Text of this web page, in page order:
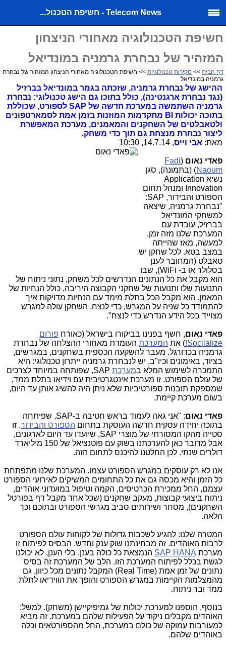
Telecom News - חשיפת הטכנול...
חשיפת הטכנולוגיה מאחורי הניצחון
המזהיר של נבחרת גרמניה במונדיאל
דף הבית >> סקירות טכנולוגיות >> חשיפת הטכנולוגיה מאחורי הניצחון המזהיר של נבחרת
גרמניה במונדיאל
ההישג של נבחרת גרמניה, שזכתה בגמר במונדיאל בברזיל
(נגד נבחרת ארגנטינה), כולל בתוכו גם הישג טכנולוגי: נבחרת
גרמניה השתמשה במערכת חדשה של SAP לספורט, שכוללת
בתוכה יכולות BI מתקדמות המוזנות בזמן אמת לסמארטפונים
ולטאבלטים של השחקנים והמאמנים, מערכת המאפשרת
ליצור נבחרת מנצחת גם תוך כדי משחק.
מאת: אבי וייס, 14.7.14, 10:30
פאדי נאום (
Fadi
Naoum) (בתמונה), סגן
נשיא Application
Innovation ומנהל תחום
הספורט והבידור, SAP:
"נבחרת גרמניה, שיצאה
למשחקי המונדיאל
בברזיל, עובדת עם
המערכת שלנו מזה זמן,
למעשה, מאז שהייתה
במצב בטא. לכל שחקן יש
טאבלט (המחובר לענן
בסלולר או ב- WiFi), שבו
הוא מקבל את כל הנתונים הנדרשים לכל משחק, נתוני ניתוח של
התנועות שלו ותנועות של שחקני הקבוצה היריבה, כולל הנחיות של
המאמן. הוא מקבל הכל בתלת מימד עם הנחיות מדויקות איך
להתמודד כל שניה על המגרש, כדי לנצח. השחקן עולה למגרש
מצוייד בכל הידע הנדרש כדי לנצח".
פאדי נאום, חשף בפנינו בביקורו בישראל (כאורח פורום
Socilalize! ) את המערכת העומדת מאחורי ההצלחה של נבחרת
גרמניה בכדורגל. מעבר להשקעה הכספית בשחקנים, במגרשים,
בציוד, באימונים וכיו"ב, יש לנבחרת גרמניה ייתרון טכנולוגי: היא
התמכרה לשימוש המלא במערכת
SAP, שפותחה במיוחד לצרכים
של עולם הספורט. זו מערכת אינטגרטיבית עם וידיאו בתלת ממד,
שמספקת תובנות ספורטיביות שלא ניתן היה להשיג אותן עד היום,
בשום מערכת קיימת.
פאדי נאום
: "אני גאה לעמוד בראש חטיבה ב-SAP, שפיתחה
בתוכה יחידה עסקית חדשה העוסקת בתחום הספורט והבידור. זו
סטייה מהקו המסורתי של מוצרי SAP, שיועדו עד היום לארגונים,
אבל מדובר כאן להערכתנו בשוק עם פוטנציאל של 150 מיליארד
דולרים שנתי. לכן החלטנו להיכנס לתחום הזה.
אנו לא רק עוסקים במגרש הספורט עצמו. המערכת שלנו מתפתחת
כל הזמן והיא מכסה גם את כל התחומים המשיקים לאירועי הספורט
עצמם, החל ממכירת הכרטיסים, הקמה וטיפול במועדוני אוהדים,
ניתוח ביצועי קבוצות, מעקב שחקנים (שכל אחד מקבל דף בפורטל
השחקנים), מסחר ושירותים סביב מגרשי הספורט ובתוכם וכך
הלאה.
המטרה שלנו: להגיע לשכבות גדולות של לקוחות עולם הספורט
לרבות האוהדים. זה מבחינתנו שוק ענק וחדש. הבסיס לפיתוח זו
מערכת SAP HANA הנמצאת כל כולה בענן. בלי הענן, לא יכולנו
לגשת בכלל לפיתוח המערכת הזו. הלב של המערכת זה בסיס
נתונים של זמן אמת (Real Time) המקבל נתונים מכל כיוון, גם
מהמצלמות הקיימות במגרש הספורט והופך את הווידיאו לתלת
ממד ובר ניתוח.
בנוסף, הוספנו למערכת יכולות של גמיפיקיישן (משחק). למשל:
האוהדים מקבלים ניקוד על הפעילות שלהם במערכת. זה מביא
למעורבות עמוקה של כולם במערכת, החל מהספורטאים וכלה
באוהדים שלהם.